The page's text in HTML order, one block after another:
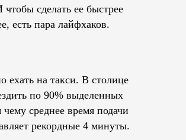
сделать ее быстрее
есть пара лайфхаков.
ехать на такси. В столице
по 90% выделенных
чему среднее время подачи
рекордные 4 минуты.